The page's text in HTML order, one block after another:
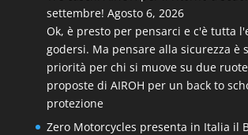
settembre! Agosto 6, 2026
Ok, è presto per pensarci e c'è tutta
godersi. Ma pensare alla sicurezza è
priorità per chi si muove su due
proposte di AIROH per un back to
protezione
Zero Motorcycles presenta in Italia il